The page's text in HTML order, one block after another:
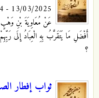
13/03/2025 - 15:44
عَنْ مُعَاوِيَةَ بْنِ وَهْبٍ
أَفْضَلِ‏ مَا يَتَقَرَّبُ‏ بِهِ‏ الْعِبَادُ إِلَى
؟
ثواب إفطار